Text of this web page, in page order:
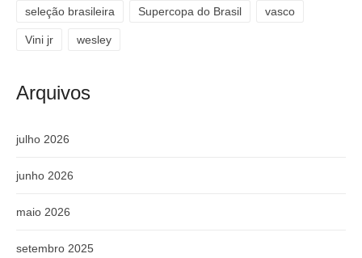
seleção brasileira Supercopa do Brasil vasco
Vini jr wesley
Arquivos
julho 2026
junho 2026
maio 2026
setembro 2025